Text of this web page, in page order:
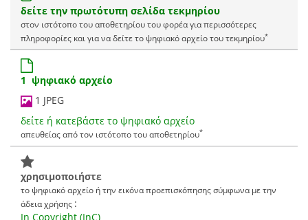
δείτε την πρωτότυπη σελίδα τεκμηρίου
στον ιστότοπο του αποθετηρίου του φορέα για περισσότερες
πληροφορίες και για να δείτε το ψηφιακό αρχείο του τεκμηρίου*
1 ψηφιακό αρχείο
1 JPEG
δείτε ή κατεβάστε το ψηφιακό αρχείο
απευθείας από τον ιστότοπο του αποθετηρίου*
χρησιμοποιήστε
το ψηφιακό αρχείο ή την εικόνα προεπισκόπησης σύμφωνα με την
άδεια χρήσης :
In Copyright (InC)